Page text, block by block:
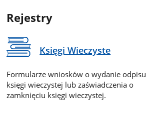
Rejestry
Księgi Wieczyste
Formularze wniosków o wydanie odpisu
księgi wieczystej lub zaświadczenia o
zamknięciu księgi wieczystej.